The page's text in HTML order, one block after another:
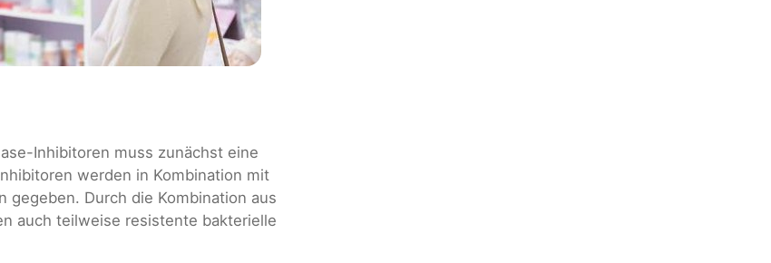
Inhibitoren muss zunächst eine
werden in Kombination mit
gegeben. Durch die Kombination aus
auch teilweise resistente bakterielle